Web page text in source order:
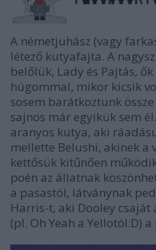
A németjuhász (vagy
létező kutyafajta. A
belőlük, Lady és Pajtás,
húgommal, mikor kicsik
sosem barátkoztunk
sajnos már egyikük sem
aranyos kutya, aki
mellette Belushi, akinek a
kettősük kitűnően
poén az állatnak
a pasastól, látványnak
Harris-t, aki Dooley csaját
(pl. Oh Yeah a Yellotól:D)